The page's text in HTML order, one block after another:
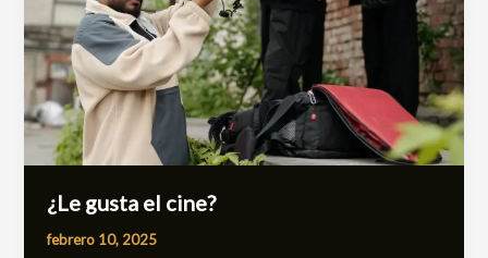
¿Le gusta el cine?
febrero 10, 2025